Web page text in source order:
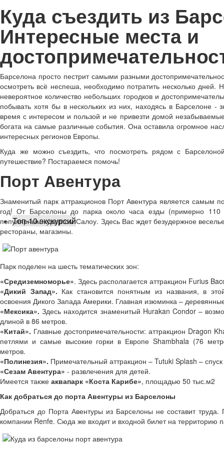
Топ-10 экскурсий
Куда съездить из
Интересные места и
Барселона просто пестрит самыми разными
осмотреть всё неспеша, необходимо потратить несколько дней.
невероятное количество небольших городков и
побывать хотя бы в нескольких из них, находясь в Барселоне -
время с интересом и пользой и не привезти домой
богата на самые различные события. Она оставила огромное
интересных регионов Европы.
Куда же можно съездить, что посмотреть рядом с
путешествие? Постараемся помочь!
Порт Авентура
Знаменитый парк аттракционов Порт Авентура является
год! От Барселоны до парка около часа езды (примерно
популярным курортом Салоу. Здесь Вас ждет безудержное
рестораны, магазины.
Парк поделен на шесть тематических зон:
«Средиземноморье». Здесь располагается аттракцион Furius
«Дикий Запад». Как становится понятным из названия, в
освоения Дикого Запада Америки. Главная изюминка –
«Мексика». Здесь находится знаменитый Hurakan Condor –
длиной в 86 метров.
«Китай». Главные достопримечательности: аттракцион Dragon
петлями и самые высокие горки в Европе Shambhala (76
метров.
«Полинезия». Примечательный аттракцион – Tutuki Splash –
«Сезам Авентура» - развлечения для детей.
Имеется также аквапарк «Коста Карибе», площадью 50 тыс.м2
Как добраться до порта Авентуры из Барселоны
Добраться до Порта Авентуры из Барселоны не составит труда.
компании Renfe. Сюда же входит и входной билет на территорию